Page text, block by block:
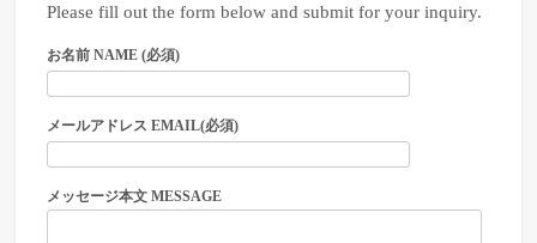
Please fill out the form below and submit for your inquiry.
お名前 NAME (必須)
メールアドレス EMAIL(必須)
メッセージ本文 MESSAGE